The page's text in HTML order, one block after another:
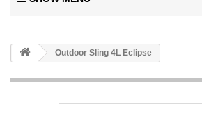
Outdoor Sling 4L Eclipse